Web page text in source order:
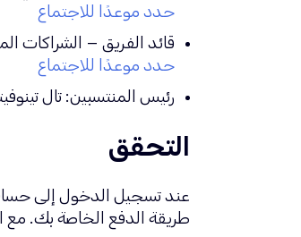
حدد موعدًا للاجتماع
قائد الفريق – الشراكات
حدد موعدًا للاجتماع
رئيس المنتسبين: تال
التحقق
طريقة الدفع الخاصة بك. مع